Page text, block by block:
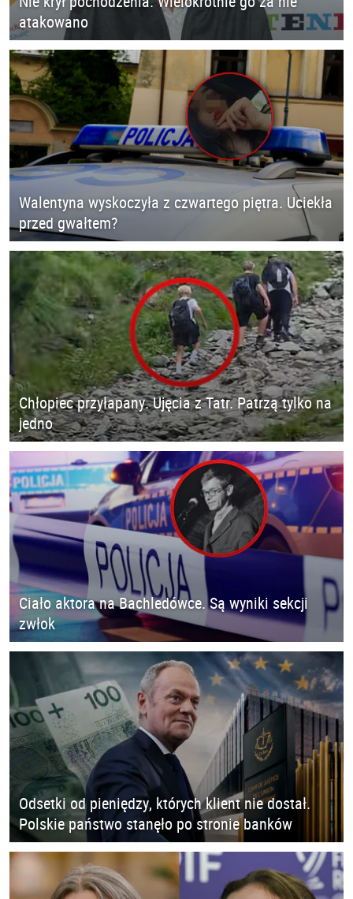
atakowano
Walentyna wyskoczyła z czwartego piętra. Uciekła
przed gwałtem?
Chłopiec przyłapany. Ujęcia z Tatr. Patrzą tylko na
jedno
Ciało aktora na Bachledówce. Są wyniki sekcji
zwłok
Odsetki od pieniędzy, których klient nie dostał.
Polskie państwo stanęło po stronie banków